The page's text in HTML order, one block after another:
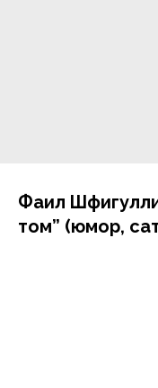
Фаил
том” (юмор,